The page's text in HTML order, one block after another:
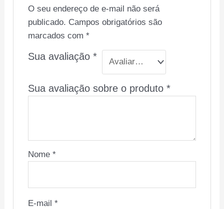
O seu endereço de e-mail não será
publicado. Campos obrigatórios são
marcados com *
Sua avaliação *
Sua avaliação sobre o produto *
Nome *
E-mail *